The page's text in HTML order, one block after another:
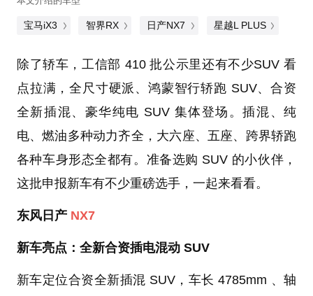
宝马iX3 智界RX 日产NX7 星越L PLUS
除了轿车，工信部 410 批公示里还有不少SUV 看
点拉满，全尺寸硬派、鸿蒙智行轿跑 SUV、合资
全新插混、豪华纯电 SUV 集体登场。插混、纯
电、燃油多种动力齐全，大六座、五座、跨界轿跑
各种车身形态全都有。准备选购 SUV 的小伙伴，
这批申报新车有不少重磅选手，一起来看看。
东风日产 NX7
新车亮点：全新合资插电混动 SUV
新车定位合资全新插混 SUV，车长 4785mm 、轴